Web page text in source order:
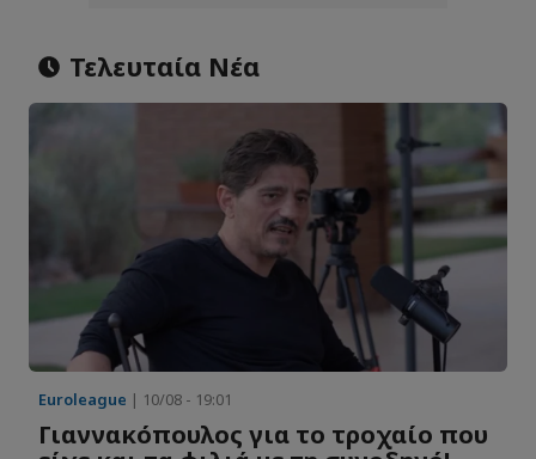
Τελευταία Νέα
Euroleague | 10/08 - 19:01
Γιαννακόπουλος για το τροχαίο που